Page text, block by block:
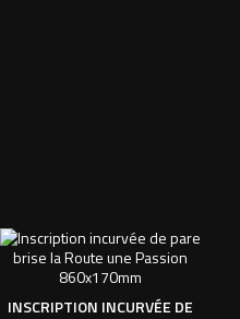
INSCRIPTION INCURVÉE DE